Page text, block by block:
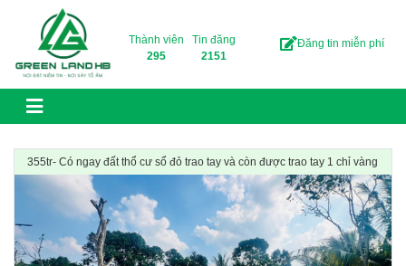
Skip to content
Thành viên
295
Tin đăng
2151
Đăng tin miễn phí
355tr- Có ngay đất thổ cư sổ đỏ trao tay và còn được trao tay 1 chỉ vàng